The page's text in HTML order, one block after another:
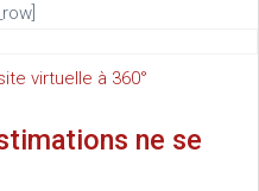
virtuelle à 360°
ne se